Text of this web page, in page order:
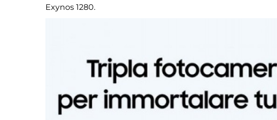
Exynos 1280.